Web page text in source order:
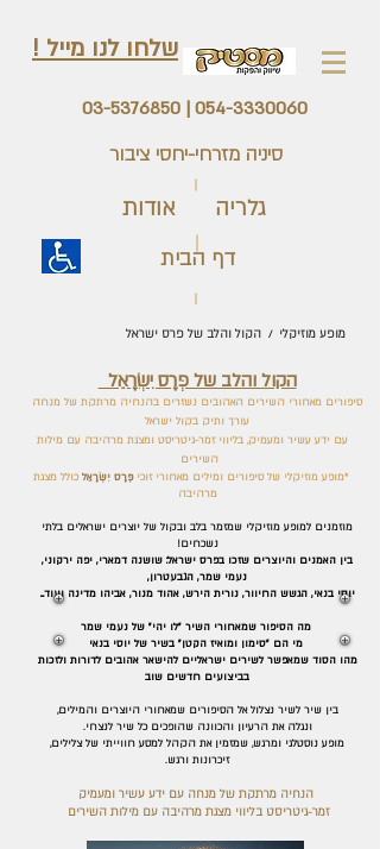
שלחו לנו מייל !
054-3330060
|
03-5376850
סיניה מזרחי-יחסי ציבור
אודות גלריה
דף הבית
מופע מוזיקלי / הקול והלב של פרס ישראל
הקול והלב של פְּרָס יִשְׂרָאֵל
סיפורים מאחורי השירים האהובים נשזרים בהנחיה מרתקת של מנחה
עורך ותיק בקול ישראל
עם ידע עשיר ומעמיק, בליווי זמר-גיטריסט ומצגת מרהיבה עם מילות
השירים
*מופע מוזיקלי של סיפורים ומילים מאחורי זוכיפְּרָס יִשְׂרָאֵלכולל מצגת
מרהיבה
מוזמנים למופע מוזיקלי שמזמר בלב ובקול של יוצרים ישראלים בלתי
נשכחים!
בין האמנים והיוצרים שזכו בפרס ישראל: שושנה דמארי, יפה ירקוני,
נעמי שמר, הגבעטרון,
יוסי בנאי, הגשש החיוור, נורית הירש, אהוד מנור, אביהו מדינה ועוד...
מה הסיפור שמאחורי השיר "לו יהי" של נעמי שמר
מי הם "סימון ומואיז הקטן" בשיר של יוסי בנאי
מהו הסוד שמאפשר לשירים ישראליים להישאר אהובים לדורות ולזכות
בביצועים חדשים שוב
בין שיר לשיר נצלול אל הסיפורים שמאחורי היוצרים והמילים,
ונגלה את הרעיון והכוונה שהופכים כל שיר לנצחי.
מופע נוסטלגי ומרגש, שמזמין את הקהל למסע חווייתי של צלילים,
זיכרונות ורגש.
הנחיה מרתקת של מנחה עם ידע עשיר ומעמיק
זמר-גיטריסט בליווי מצגת מרהיבה עם מילות השירים